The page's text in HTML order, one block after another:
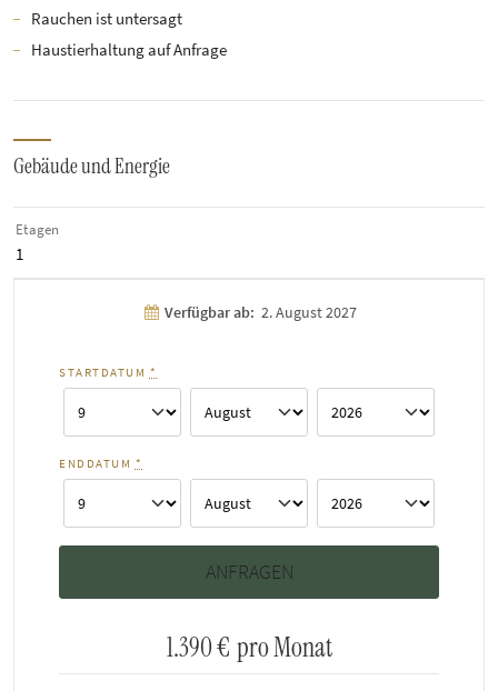
Rauchen ist untersagt
Haustierhaltung auf Anfrage
Gebäude und Energie
Etagen
1
Verfügbar ab: 2. August 2027
STARTDATUM *
ENDDATUM *
1.390 € pro Monat